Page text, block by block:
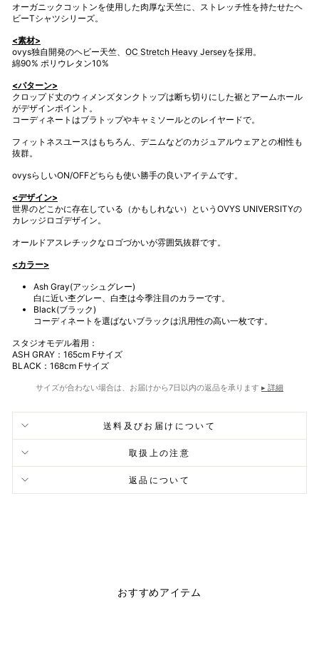
オーガニックコットンを使用した肉厚な天竺に、ストレッチ性を持たせたヘ
ビーTシャツシリーズ。
<素材>
ovys独自開発のヘビー天竺、 OC Stretch Heavy Jerseyを採用。
綿90% ポリウレタン10%
<パターン>
クロップド丈のウィメンズタンクトップは断ち切りにした裾とアームホール
がデザインポイント。
コーディネートはブラトップやキャミソールとのレイヤードで。
フィットネスユースはもちろん、デニムなどのカジュアルウェアとの相性も
抜群。
ovysらしいON/OFFどちらも使い勝手の良いアイテムです。
<デザイン>
世界のどこかに存在している（かもしれない）というOVYS UNIVERSITYの
カレッジロゴデザイン。
オールドアスレチックなロゴづかいが雰囲気抜群です。
<カラー>
Ash Gray(アッシュグレー)
白に近い杢グレー、白杢は今季注目のカラーです。
Black(ブラック)
コーディネートを選ばないブラックは汎用性の高い一枚です。
スタジオモデル着用：
ASH GRAY：165cm Fサイズ
BLACK：168cm Fサイズ
サイズが合わない場合は、お届けから7日以内の返品を承ります ▸ 詳細
送料及びお届けについて
取扱上の注意
返品について
おすすめアイテム